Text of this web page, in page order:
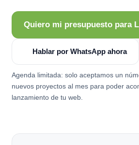
Quiero mi presupuesto para
Hablar por WhatsApp ahora
Agenda limitada: solo aceptamos un
nuevos proyectos al mes para poder
lanzamiento de tu web.